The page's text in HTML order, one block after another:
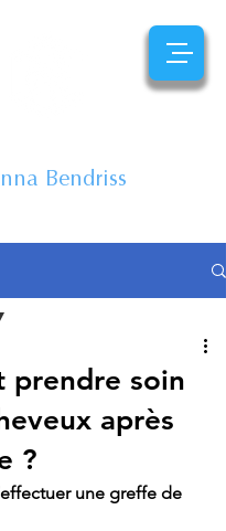
Bendriss
prendre soin
après
?
une greffe de